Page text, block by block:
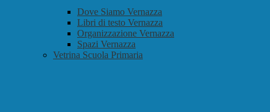
Dove Siamo Vernazza
Libri di testo Vernazza
Organizzazione Vernazza
Spazi Vernazza
Vetrina Scuola Primaria